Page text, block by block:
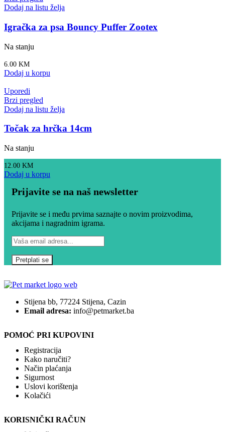
Dodaj na listu želja
Igračka za psa Bouncy Puffer Zootex
Na stanju
6.00 KM
Dodaj u korpu
Uporedi
Brzi pregled
Dodaj na listu želja
Točak za hrčka 14cm
Na stanju
12.00 KM
Dodaj u korpu
Prijavite se na naš newsletter
Prijavite se i među prvima saznajte o novim proizvodima,
akcijama i nagradnim igrama.
Stijena bb, 77224 Stijena, Cazin
Email adresa: info@petmarket.ba
POMOĆ PRI KUPOVINI
Registracija
Kako naručiti?
Način plaćanja
Sigurnost
Uslovi korištenja
Kolačići
KORISNIČKI RAČUN